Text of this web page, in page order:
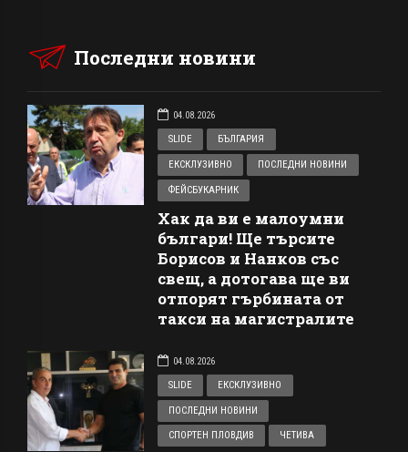
Последни новини
04.08.2026
SLIDE
БЪЛГАРИЯ
ЕКСКЛУЗИВНО ПОСЛЕДНИ НОВИНИ
ФЕЙСБУКАРНИК
Хак да ви е малоумни
българи! Ще търсите
Борисов и Нанков със
свещ, а дотогава ще ви
отпорят гърбината от
такси на магистралите
04.08.2026
SLIDE
ЕКСКЛУЗИВНО
ПОСЛЕДНИ НОВИНИ
СПОРТЕН ПЛОВДИВ ЧЕТИВА